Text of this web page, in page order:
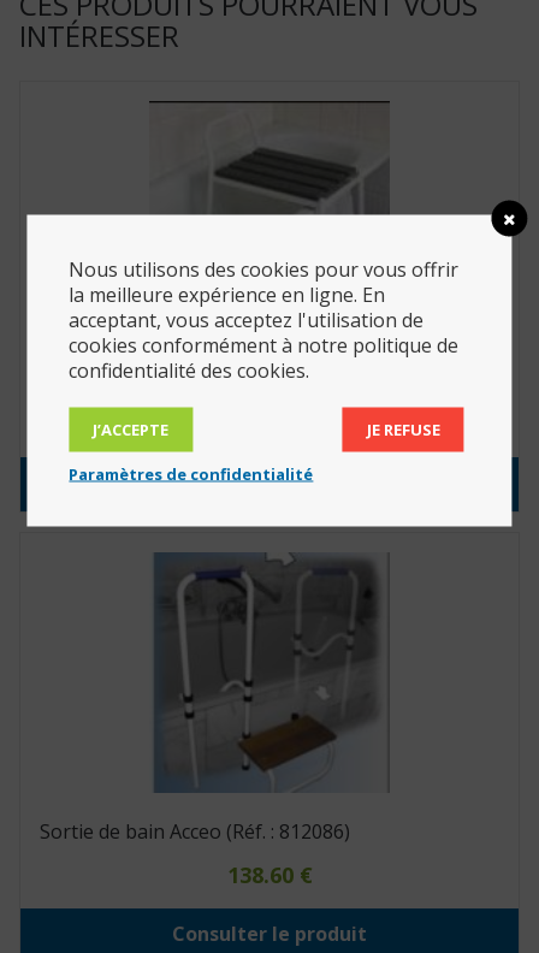
INTÉRESSER
Banc d’accès au bain (Réf. : 812035)
Consulter le produit
Sortie de bain Acceo (Réf. : 812086)
138.60 €
Consulter le produit
Nous utilisons des cookies pour vous offrir
la meilleure expérience en ligne. En
acceptant, vous acceptez l'utilisation de
cookies conformément à notre politique de
confidentialité des cookies.
J’ACCEPTE JE REFUSE
Paramètres de confidentialité